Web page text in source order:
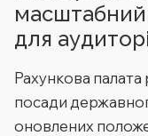
масштабний
для
Рахункова палата
посади
оновлених